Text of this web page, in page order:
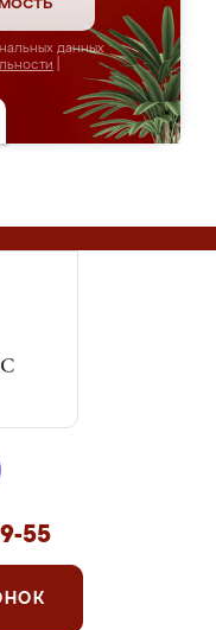
данных
55